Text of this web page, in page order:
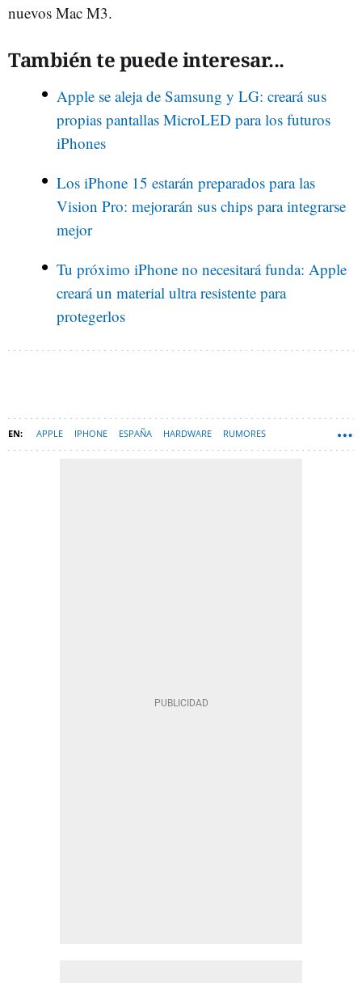
nuevos Mac M3.
También te puede interesar...
Apple se aleja de Samsung y LG: creará sus
propias pantallas MicroLED para los futuros
iPhones
Los iPhone 15 estarán preparados para las
Vision Pro: mejorarán sus chips para integrarse
mejor
Tu próximo iPhone no necesitará funda: Apple
creará un material ultra resistente para
protegerlos
APPLE IPHONE ESPAÑA HARDWARE RUMORES